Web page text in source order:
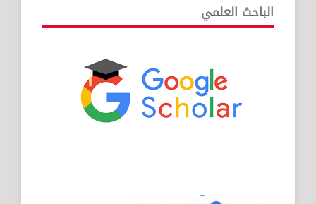
الباحث العلمي